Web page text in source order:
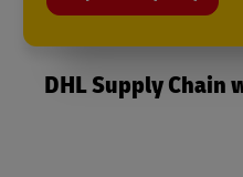
DHL Supply Chain